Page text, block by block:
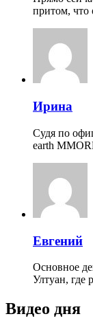
притом, что
Ирина
Судя по
earth
Евгений
Основное
Ултуан, где
Видео дня